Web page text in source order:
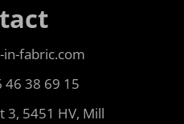
in-fabric.com
46 38 69 15
3, 5451 HV, Mill